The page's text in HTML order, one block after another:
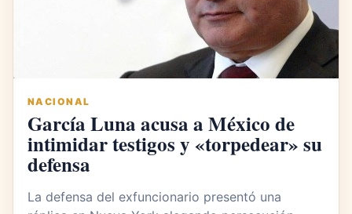
NACIONAL
García Luna acusa a México de
intimidar testigos y «torpedear» su
defensa
La defensa del exfuncionario presentó una